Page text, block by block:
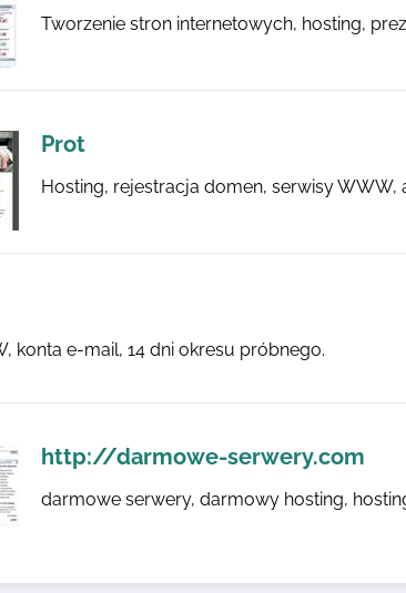
Tworzenie stron internetowych, hosting,
Prot
Hosting, rejestracja domen, serwisy
konta e-mail, 14 dni okresu próbnego.
http://darmowe-serwery.com
darmowe serwery, darmowy hosting,